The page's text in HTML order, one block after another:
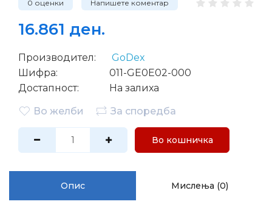
0 оценки Напишете коментар
16.861 ден.
Производител:
GoDex
Шифра:
011-GE0E02-000
Достапност:
На залиха
Во желби
За споредба
Во кошничка
Опис Мислења (0)